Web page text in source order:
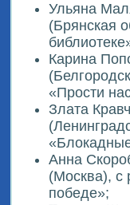
Ульяна
(Брянская
Карина
«Прости
Злата
Анна
(Москва), с
победе»;